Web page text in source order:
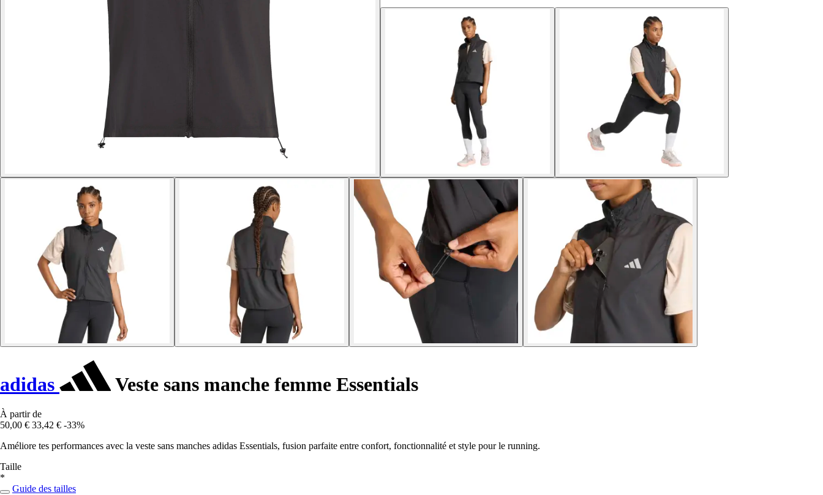
adidas Veste sans manche femme Essentials
À partir de
50,00 € 33,42 € -33%
Améliore tes performances avec la veste sans manches adidas Essentials, fusion parfaite entre confort, fonctionnalité et style pour le running.
Taille
*
Guide des tailles